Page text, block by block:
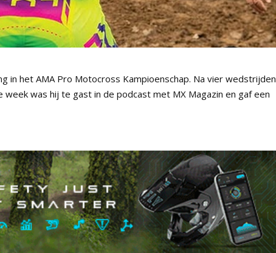
in het AMA Pro Motocross Kampioenschap. Na vier wedstrijden
was hij te gast in de podcast met MX Magazin en gaf een